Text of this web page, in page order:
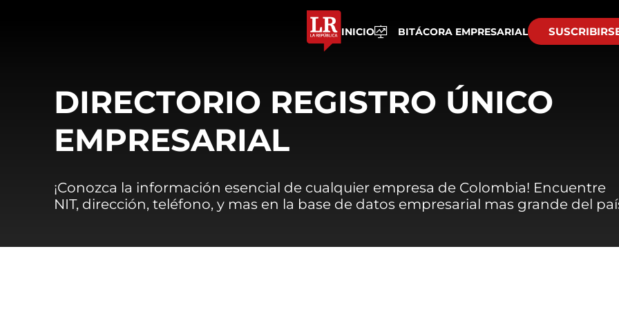
INICIO BITÁCORA EMPRESARIAL
DIRECTORIO REGISTRO ÚNICO
EMPRESARIAL
¡Conozca la información esencial de cualquier empresa de Colombia! Encuentre
NIT, dirección, teléfono, y mas en la base de datos empresarial mas grande del